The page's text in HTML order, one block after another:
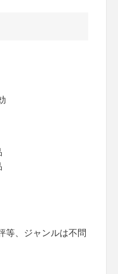
等、ジャンルは不問